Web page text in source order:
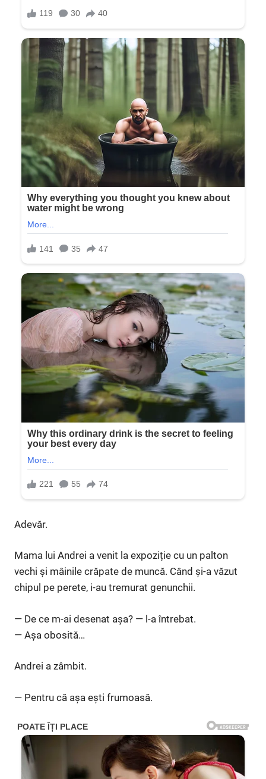
Adevăr.
Mama lui Andrei a venit la expoziție cu un palton
vechi și mâinile crăpate de muncă. Când și-a văzut
chipul pe perete, i-au tremurat genunchii.
— De ce m-ai desenat așa? — l-a întrebat.
— Așa obosită…
Andrei a zâmbit.
— Pentru că așa ești frumoasă.